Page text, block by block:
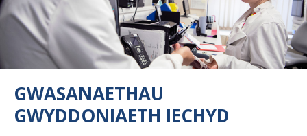
GWASANAETHAU
GWYDDONIAETH IECHYD